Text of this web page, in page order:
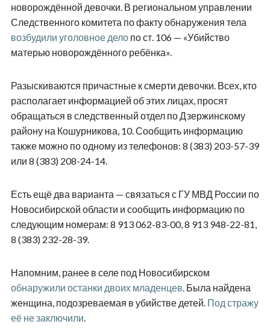
новорождённой девочки. В региональном управлении
Следственного комитета по факту обнаружения тела
возбудили уголовное делопо ст. 106 — «Убийство
матерью новорождённого ребёнка».
Разыскиваются причастные к смерти девочки. Всех, кто
располагает информацией об этих лицах, просят
обращаться в следственный отдел по Дзержинскому
району на Кошурникова, 10. Сообщить информацию
также можно по одному из телефонов: 8 (383) 203-57-39
или 8 (383) 208-24-14.
Есть ещё два варианта — связаться с ГУ МВД России по
Новосибирской области и сообщить информацию по
следующим номерам: 8 913 062-83-00, 8 913 948-22-81,
8 (383) 232-28-39.
Напомним, ранее в селе под Новосибирском
обнаружили останки двоих младенцев. Была найдена
женщина, подозреваемая в убийстве детей. Под стражу
её не заключили.